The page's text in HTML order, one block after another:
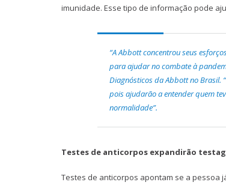
imunidade. Esse tipo de informação pode
“A Abbott concentrou seus
para ajudar no combate à
Diagnósticos da Abbott no Brasil.
pois ajudarão a entender quem
normalidade”.
Testes de anticorpos expandirão
Testes de anticorpos apontam se a pessoa